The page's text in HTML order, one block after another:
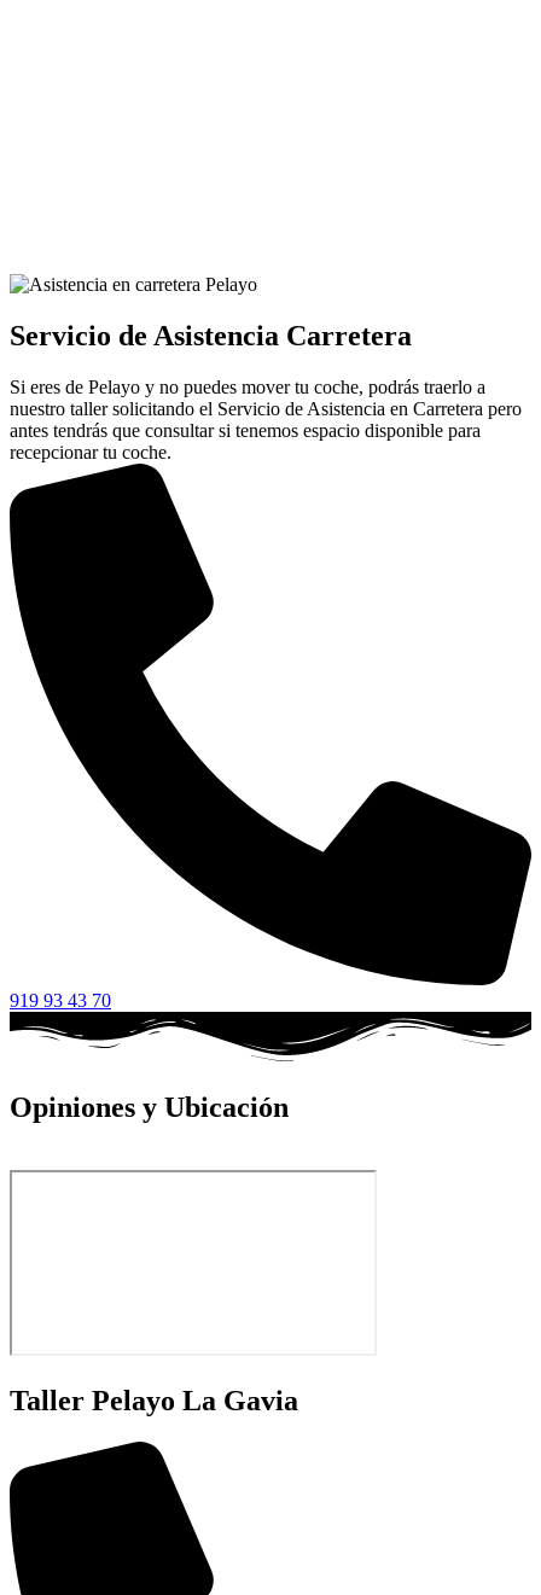
Servicio de Asistencia Carretera
Si eres de Pelayo y no puedes mover tu coche, podrás traerlo a
nuestro taller solicitando el Servicio de Asistencia en Carretera pero
antes tendrás que consultar si tenemos espacio disponible para
recepcionar tu coche.
919 93 43 70
Opiniones y Ubicación
Taller Pelayo La Gavia